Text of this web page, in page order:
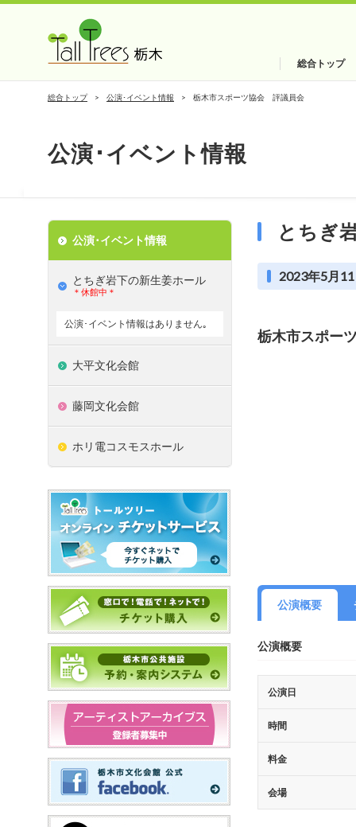
総合トップ
総合トップ 公演･イベント情報 栃木市スポーツ協会 評議員会
公演･イベント情報
とちぎ
2023年5月
栃木市スポー
公演概要
公演概要
公演日
時間
料金
会場
公演･イベント情報
とちぎ岩下の新⽣姜ホール
＊休館中＊
公演･イベント情報はありません｡
大平文化会館
藤岡文化会館
ホリ電コスモスホール